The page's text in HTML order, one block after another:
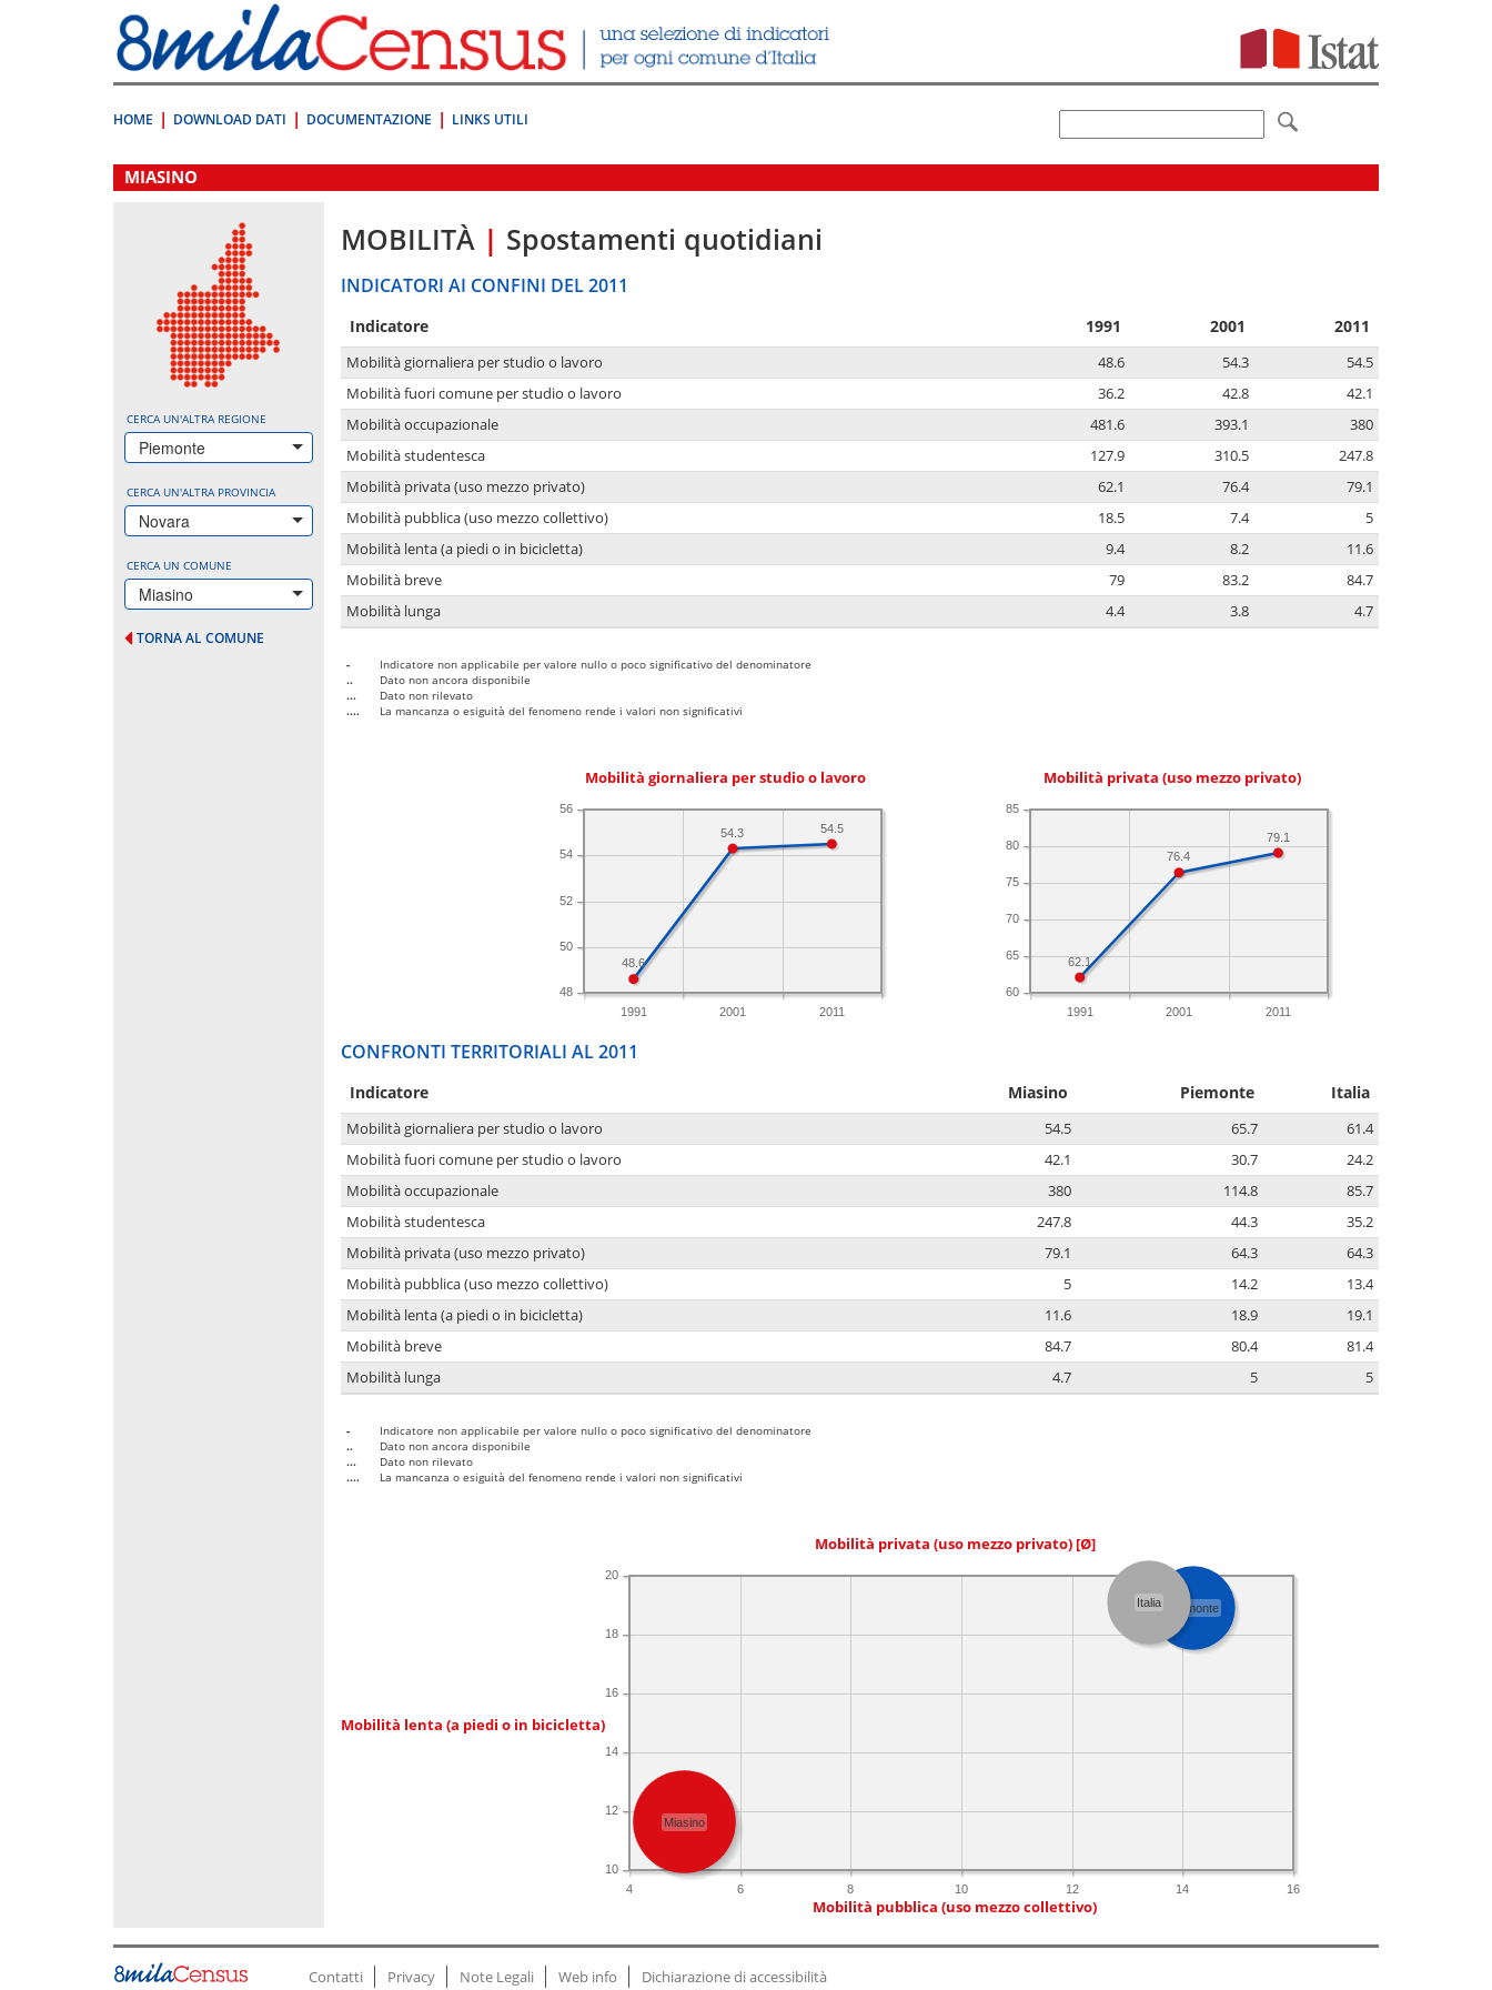
direttamente
a:
Contenuto
HOME DOWNLOAD DATI DOCUMENTAZIONE LINKS UTILI
.
MIASINO
CERCA UN'ALTRA REGIONE
Piemonte
CERCA UN'ALTRA PROVINCIA
Novara
CERCA UN COMUNE
Miasino
TORNA AL COMUNE
MOBILITÀ | Spostamenti quotidiani
INDICATORI AI CONFINI DEL 2011
Indicatore 1991 2001 2011
Mobilità giornaliera per studio o lavoro 48.6 54.3
54.5
Mobilità fuori comune per studio o lavoro
36.2 42.8
42.1
Mobilità occupazionale
481.6 393.1
380
Mobilità studentesca
127.9 310.5
247.8
Mobilità privata (uso mezzo privato)
62.1 76.4
79.1
Mobilità pubblica (uso mezzo collettivo)
18.5 7.4
5
Mobilità lenta (a piedi o in bicicletta)
9.4 8.2
11.6
Mobilità breve
79 83.2
84.7
Mobilità lunga
4.4 3.8 4.7
-
Indicatore non applicabile per valore nullo o poco significativo del denominatore
..
Dato non ancora disponibile
...
Dato non rilevato
....
La mancanza o esiguità del fenomeno rende i valori non significativi
Mobilità giornaliera per studio o lavoro
1991 2001 2011
48
50
52
54
56
54.5
54.3
48.6
Mobilità privata (uso mezzo privato)
1991 2001 2011
60
65
70
75
80
85
79.1
76.4
62.1
CONFRONTI TERRITORIALI AL 2011
Indicatore Miasino Piemonte Italia
Mobilità giornaliera per studio o lavoro 54.5 65.7
61.4
Mobilità fuori comune per studio o lavoro
42.1 30.7
24.2
Mobilità occupazionale
380 114.8
85.7
Mobilità studentesca
247.8 44.3
35.2
Mobilità privata (uso mezzo privato)
79.1 64.3
64.3
Mobilità pubblica (uso mezzo collettivo)
5 14.2
13.4
Mobilità lenta (a piedi o in bicicletta)
11.6 18.9
19.1
Mobilità breve
84.7 80.4
81.4
Mobilità lunga
4.7 5 5
-
Indicatore non applicabile per valore nullo o poco significativo del denominatore
..
Dato non ancora disponibile
...
Dato non rilevato
....
La mancanza o esiguità del fenomeno rende i valori non significativi
Mobilità privata (uso mezzo privato) [Ø]
Mobilità lenta (a piedi o in bicicletta)
4 6 8 10 12 14 16
10
12
14
16
18
20
Miasino
Piemonte
Italia
Mobilità pubblica (uso mezzo collettivo)
Contatti Privacy Note Legali Web info Dichiarazione di accessibilità